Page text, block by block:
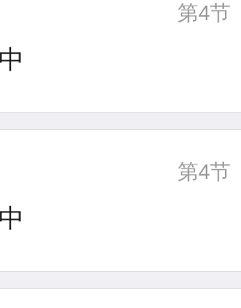
第4节
第4节